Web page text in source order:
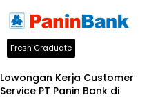
Fresh Graduate
Lowongan Kerja Customer
Service PT Panin Bank di